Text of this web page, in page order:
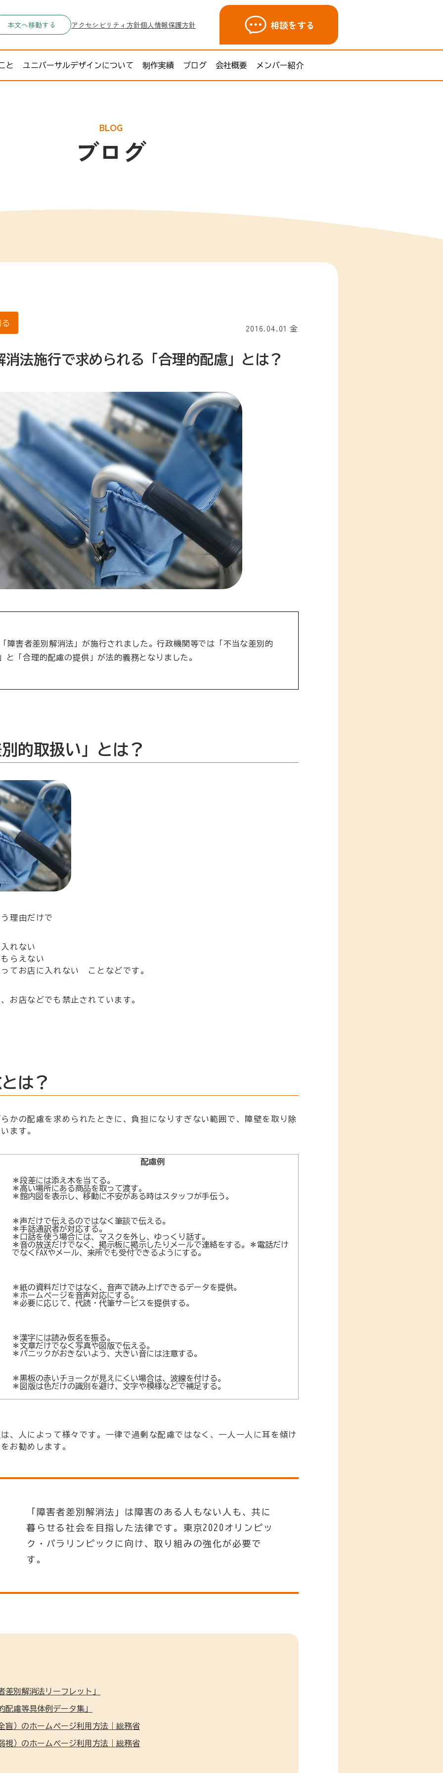
本文へ移動する アクセシビリティ方針個人情報保護方針 相談をする
と ユニバーサルデザインについて 制作実績 ブログ 会社概要 メンバー紹介
BLOG
ブログ
2016.04.01 金
消法施行で求められる「合理的配慮」とは？
障害者差別解消法」が施行されました。行政機関等では「不当な差別的
と「合理的配慮の提供」が法的義務となりました。
的取扱い」とは？
理由だけで
れない
らえない
てお店に入れない ことなどです。
お店などでも禁止されています。
は？
かの配慮を求められたときに、負担になりすぎない範囲で、障壁を取り除
ます。
配慮例
＊段差には添え木を当てる。
＊高い場所にある商品を取って渡す。
＊館内図を表示し、移動に不安がある時はスタッフが手伝う。
＊声だけで伝えるのではなく筆談で伝える。
＊手話通訳者が対応する。
＊口話を使う場合には、マスクを外し、ゆっくり話す。
＊音の放送だけでなく、掲示板に掲示したりメールで連絡をする。＊電話だけ
でなくFAXやメール、来所でも受付できるようにする。
＊紙の資料だけではなく、音声で読み上げできるデータを提供。
＊ホームページを音声対応にする。
＊必要に応じて、代読・代筆サービスを提供する。
＊漢字には読み仮名を振る。
＊文章だけでなく写真や図版で伝える。
＊パニックがおきないよう、大きい音には注意する。
＊黒板の赤いチョークが見えにくい場合は、波線を付ける。
＊図版は色だけの識別を避け、文字や模様などで補足する。
、人によって様々です。一律で過剰な配慮ではなく、一人一人に耳を傾け
お勧めします。
「障害者差別解消法」は障害のある人もない人も、共に
暮らせる社会を目指した法律です。東京2020オリンピッ
ク・パラリンピックに向け、取り組みの強化が必要で
す。
差別解消法リーフレット」
配慮等具体例データ集」
盲）のホームページ利用方法｜総務省
視）のホームページ利用方法｜総務省